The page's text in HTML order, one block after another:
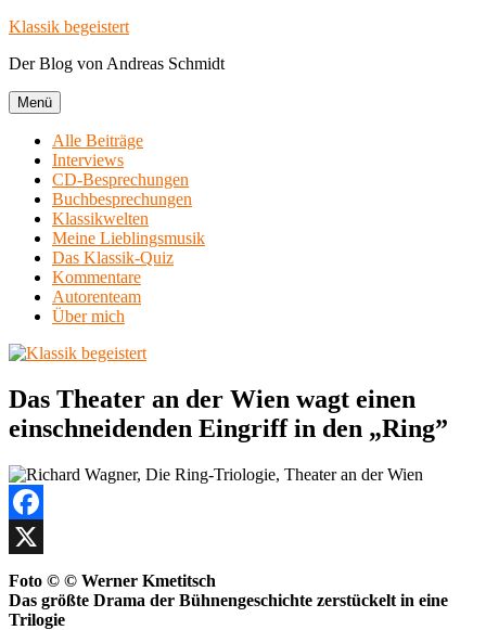
Zum
springen
Klassik begeistert
Der Blog von Andreas Schmidt
Menü
Alle Beiträge
Interviews
CD-Besprechungen
Buchbesprechungen
Klassikwelten
Meine Lieblingsmusik
Das Klassik-Quiz
Kommentare
Autorenteam
Über mich
Das Theater an der Wien wagt einen
einschneidenden Eingriff in den „Ring”
Facebook
X
Foto © © Werner Kmetitsch
Das größte Drama der Bühnengeschichte zerstückelt in eine
Trilogie